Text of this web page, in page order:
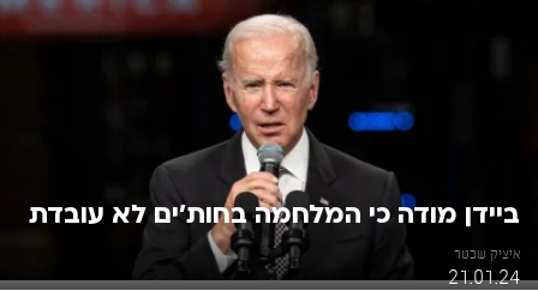
ביידן מודה כי המלחמה בחות'ים לא עובדת
איציק שכטר
21.01.24